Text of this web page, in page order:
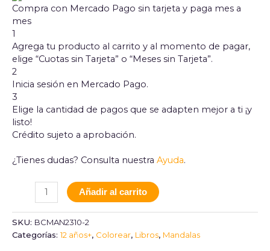
Compra con Mercado Pago sin tarjeta y paga mes a
mes
1
Agrega tu producto al carrito y al momento de pagar,
elige “Cuotas sin Tarjeta” o “Meses sin Tarjeta”.
2
Inicia sesión en Mercado Pago.
3
Elige la cantidad de pagos que se adapten mejor a ti ¡y
listo!
Crédito sujeto a aprobación.
¿Tienes dudas? Consulta nuestra Ayuda.
Añadir al carrito
SKU: BCMAN2310-2
Categorías:12 años+, Colorear, Libros, Mandalas